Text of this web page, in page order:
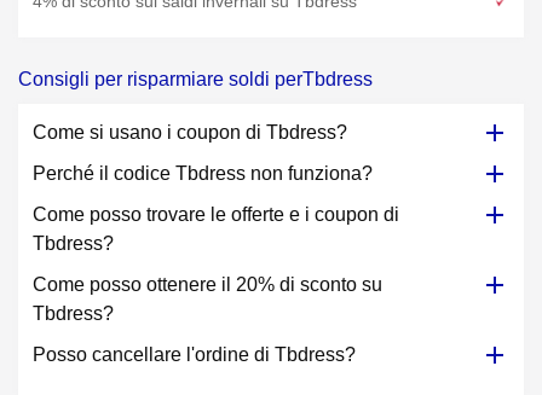
Consigli per risparmiare soldi perTbdress
Come si usano i coupon di Tbdress?
Perché il codice Tbdress non funziona?
Come posso trovare le offerte e i coupon di
Tbdress?
Come posso ottenere il 20% di sconto su
Tbdress?
Posso cancellare l'ordine di Tbdress?